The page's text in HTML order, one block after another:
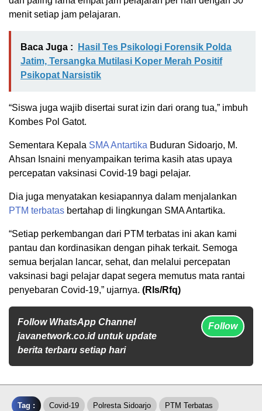
menit setiap jam pelajaran.
Baca Juga :
Hasil Tes Psikologi Forensik Polda
Jatim, Tersangka Mutilasi Koper Merah Positif
Psikopat Narsistik
“Siswa juga wajib disertai surat izin dari orang tua,” imbuh
Kombes Pol Gatot.
Sementara Kepala SMA Antartika Buduran Sidoarjo, M.
Ahsan Isnaini menyampaikan terima kasih atas upaya
percepatan vaksinasi Covid-19 bagi pelajar.
Dia juga menyatakan kesiapannya dalam menjalankan
PTM terbatas bertahap di lingkungan SMA Antartika.
“Setiap perkembangan dari PTM terbatas ini akan kami
pantau dan kordinasikan dengan pihak terkait. Semoga
semua berjalan lancar, sehat, dan melalui percepatan
vaksinasi bagi pelajar dapat segera memutus mata rantai
penyebaran Covid-19,” ujarnya. (Rls/Rfq)
Follow WhatsApp Channel
javanetwork.co.id untuk update
berita terbaru setiap hari
Follow
Tag : Covid-19 Polresta Sidoarjo PTM Terbatas